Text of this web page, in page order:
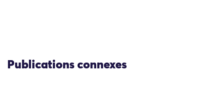
Publications connexes